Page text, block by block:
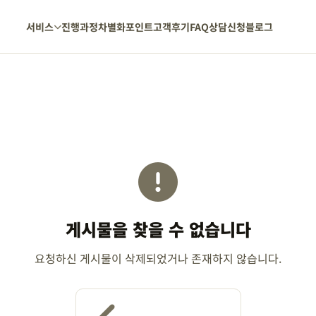
서비스 진행과정차별화포인트고객후기FAQ상담신청블로그
게시물을 찾을 수 없습니다
요청하신 게시물이 삭제되었거나 존재하지 않습니다.